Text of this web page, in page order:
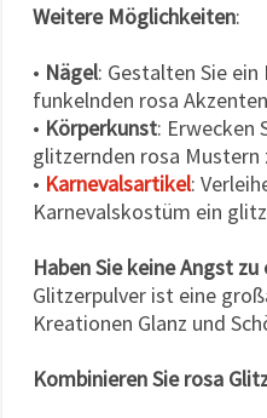
Weitere Möglichkeiten:
• Nägel: Gestalten Sie
funkelnden rosa
• Körperkunst: Erwecken
glitzernden rosa Mustern
• Karnevalsartikel:
Karnevalskostüm ein
Haben Sie keine Angst
Glitzerpulver ist eine
Kreationen Glanz und
Kombinieren Sie rosa